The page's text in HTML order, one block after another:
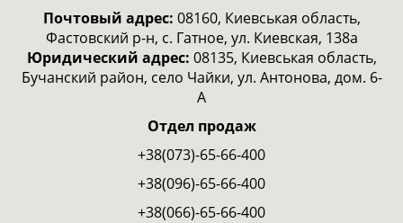
Почтовый адрес: 08160, Киевськая область,
Фастовский р-н, с. Гатное, ул. Киевская, 138а
Юридический адрес: 08135, Киевськая область,
Бучанский район, село Чайки, ул. Антонова, дом. 6-
А
Отдел продаж
+38(073)-65-66-400
+38(096)-65-66-400
+38(066)-65-66-400